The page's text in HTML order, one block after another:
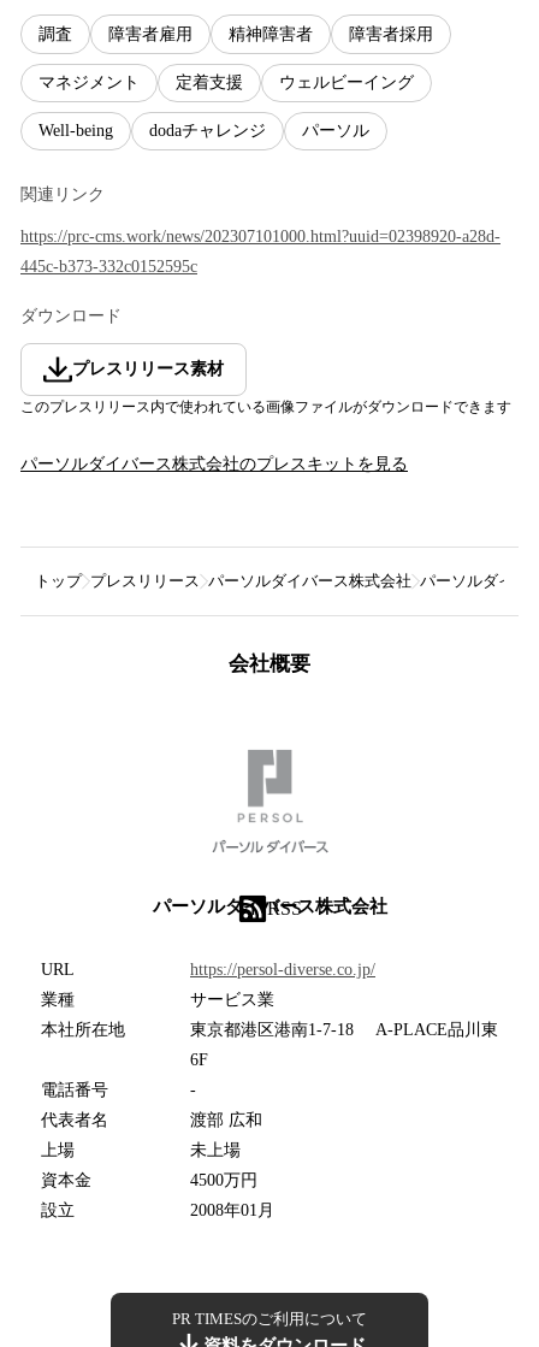
調査 障害者雇用 精神障害者 障害者採用
マネジメント 定着支援 ウェルビーイング
Well-being dodaチャレンジ パーソル
関連リンク
https://prc-cms.work/news/202307101000.html?uuid=02398920-a28d-
445c-b373-332c0152595c
ダウンロード
プレスリリース素材
このプレスリリース内で使われている画像ファイルがダウンロードできます
パーソルダイバース株式会社のプレスキットを見る
トップ プレスリリース パーソルダイバース株式会社 パーソルダイバ
会社概要
パーソルダイバース株式会社
RSS
URL
https://persol-diverse.co.jp/
業種
サービス業
本社所在地
東京都港区港南1-7-18 A-PLACE品川東
6F
電話番号
-
代表者名
渡部 広和​
上場
未上場
資本金
4500万円
設立
2008年01月
PR TIMESのご利用について